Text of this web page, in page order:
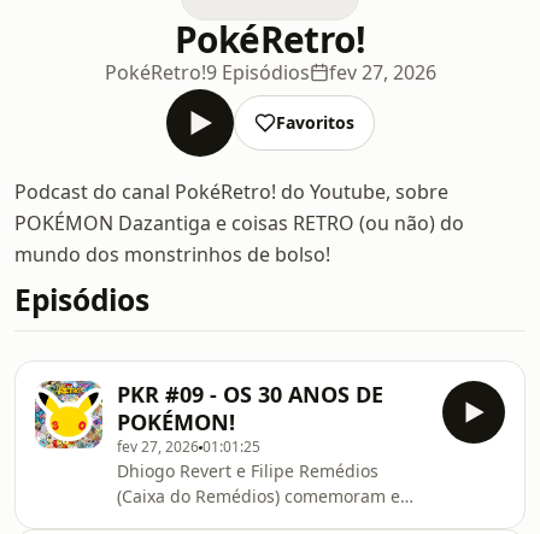
PokéRetro!
PokéRetro!9 Episódios fev 27, 2026
Favoritos
Podcast do canal PokéRetro! do Youtube, sobre
POKÉMON Dazantiga e coisas RETRO (ou não) do
mundo dos monstrinhos de bolso!
Episódios
PKR #09 - OS 30 ANOS DE
POKÉMON!
fev 27, 202601:01:25
Dhiogo Revert⁠⁠ e Filipe Remédios
(Caixa do Remédios) comemoram em